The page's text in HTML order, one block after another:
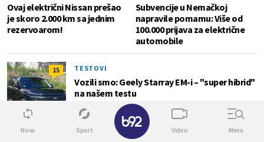
Ovaj električni Nissan prešao
je skoro 2.000 km sa jednim
rezervoarom!
Subvencije u Nemačkoj
napravile pomamu: Više od
100.000 prijava za električne
automobile
15 TESTOVI
Vozili smo: Geely Starray EM-i – "super hibrid"
na našem testu
Novo Sport Video Menu
✕